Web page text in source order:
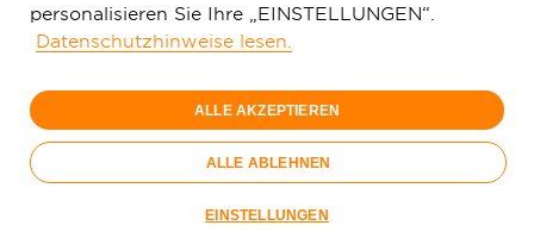
personalisieren Sie Ihre „EINSTELLUNGEN“.
Datenschutzhinweise lesen.
ALLE AKZEPTIEREN
ALLE ABLEHNEN
EINSTELLUNGEN